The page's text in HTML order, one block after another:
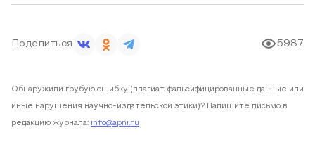
Поделиться 5987
Обнаружили грубую ошибку (плагиат, фальсифицированные данные или
иные нарушения научно-издательской этики)? Напишите письмо в
редакцию журнала: info@apni.ru